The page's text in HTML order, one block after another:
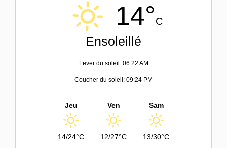
14°C
Ensoleillé
Lever du soleil: 06:22 AM
Coucher du soleil: 09:24 PM
Jeu
14/24°C
Ven
12/27°C
Sam
13/30°C